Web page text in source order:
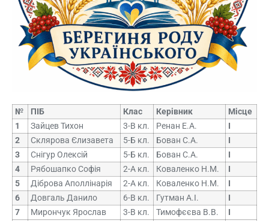
№ ПІБ Клас Керівник
Місце
1
Зайцев Тихон 3-В кл. Ренан Е.А.
І
2
Склярова Єлизавета 5-Б кл. Бован С.А.
І
3
Снігур Олексій 5-Б кл. Бован С.А.
І
4
Рябошапко Софія 2-А кл. Коваленко Н.М.
І
5
Діброва Аполлінарія 2-А кл. Коваленко Н.М.
І
6
Довгаль Данило 6-В кл. Гутман А.І.
І
7
Мирончук Ярослав 3-В кл. Тимофєєва В.В.
І